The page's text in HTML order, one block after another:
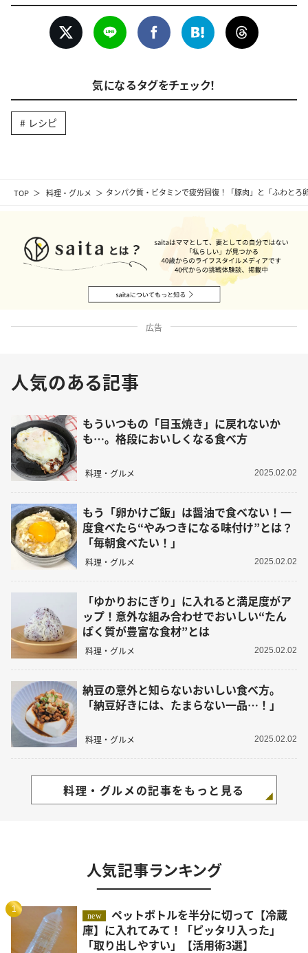
TOP 料理・グルメ タンパク質・ビタミンで疲労回復！「豚肉」と「ふわとろ
気になるタグをチェック！
レシピ
広告
人気のある記事
もういつもの「目玉焼き」に戻れないか
も…。格段においしくなる食べ方
料理・グルメ 2025.02.02
もう「卵かけご飯」は醤油で食べない！一
度食べたら“やみつきになる味付け”とは？
「毎朝食べたい！」
料理・グルメ 2025.02.02
「ゆかりおにぎり」に入れると満足度がア
ップ！意外な組み合わせでおいしい“たん
ぱく質が豊富な食材”とは
料理・グルメ 2025.02.02
納豆の意外と知らないおいしい食べ方。
「納豆好きには、たまらない一品…！」
料理・グルメ 2025.02.02
料理・グルメの記事をもっと見る
人気記事ランキング
1
new
ペットボトルを半分に切って【冷蔵
庫】に入れてみて！「ピッタリ入った」
「取り出しやすい」【活用術3選】